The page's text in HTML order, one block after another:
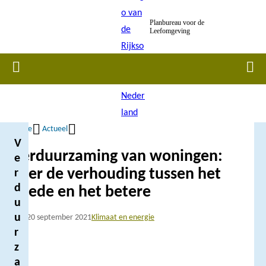
inhoud
Planbureau voor de
Leefomgeving
Home
Kruimelpad
Home Actueel
Verduurzaming van woningen:
over de verhouding tussen het
goede en het betere
Blog 20 september 2021Klimaat en energie
V
e
r
d
u
u
r
z
a